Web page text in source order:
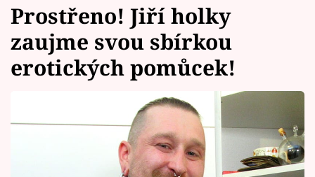
Témata
Celebrity
Prostřeno! Jiří holky
zaujme svou sbírkou
erotických pomůcek!